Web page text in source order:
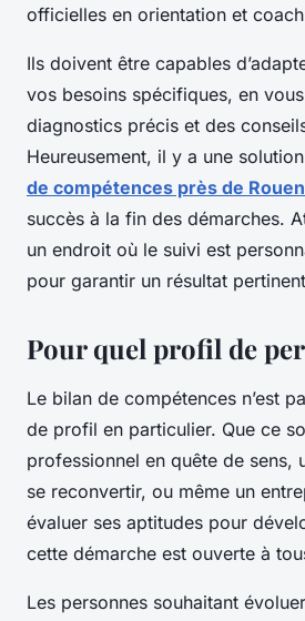
officielles en orientation et
Ils doivent être capables
vos besoins spécifiques, en
diagnostics précis et des
Heureusement, il y a une
de compétences près de Rouen
succès à la fin des démarches.
un endroit où le suivi est
pour garantir un résultat
Pour quel profil de
Le bilan de compétences n’est
de profil en particulier. Que ce
professionnel en quête de sens,
se reconvertir, ou même un
évaluer ses aptitudes pour
cette démarche est ouverte à
Les personnes souhaitant